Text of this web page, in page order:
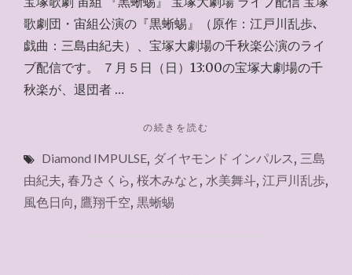
歌劇団・宙組公演の『黒蜥蜴』（原作：江戸川乱歩､
戯曲：三島由紀夫）、宝塚大劇場の千秋楽公演のライ
ブ配信です。 ７月５日（日）13:00の宝塚大劇場の千
秋楽が、退団者 …
"ラ
ブ
配
『黒
の続きを読む
Diamond IMPULSE, ダイヤモンド インパルス , 三島
由紀夫, 春乃さくら, 桜木みなと , 水美舞斗, 江戸川乱歩,
風色日向, 鷹翔千空, 黒蜥蜴